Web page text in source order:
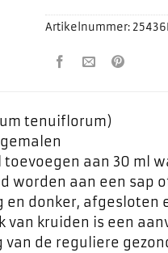
Artikelnummer:
tenuiflorum)
toevoegen aan 30 ml
worden aan een sap
en donker, afgesloten
van kruiden is een
van de reguliere